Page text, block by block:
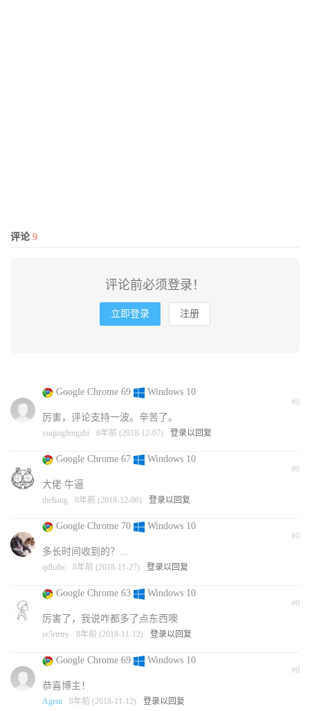
评论 9
评论前必须登录！
立即登录 注册
#0
Google Chrome 69 Windows 10
厉害，评论支持一波。辛苦了。
yuqingfengzhi 8年前 (2018-12-07) 登录以回复
#0
Google Chrome 67 Windows 10
大佬 牛逼
theliang 8年前 (2018-12-06) 登录以回复
#0
Google Chrome 70 Windows 10
多长时间收到的？…
qdhzhc 8年前 (2018-11-27) 登录以回复
#0
Google Chrome 63 Windows 10
厉害了，我说咋都多了点东西噢
re5rtrtry 8年前 (2018-11-12) 登录以回复
#0
Google Chrome 69 Windows 10
恭喜博主！
Agent 8年前 (2018-11-12) 登录以回复